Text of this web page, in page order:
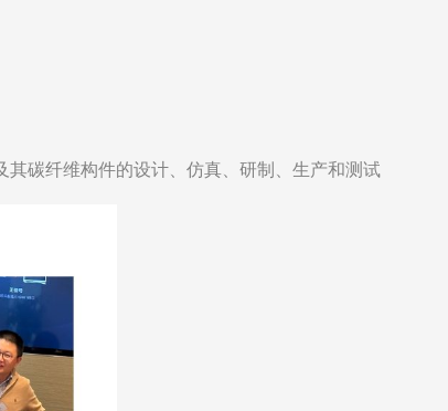
碳纤维构件的设计、仿真、研制、生产和测试